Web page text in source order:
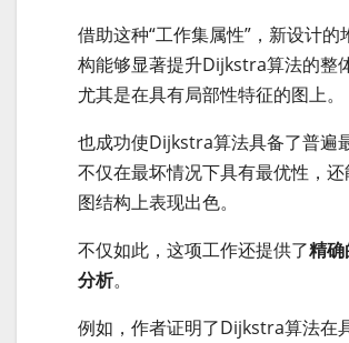
借助这种“工作集属性”，新设计的
构能够显著提升Dijkstra算法的整
尤其是在具有局部性特征的图上。
也成功使Dijkstra算法具备了普遍
不仅在最坏情况下具有最优性，
图结构上表现出色。
不仅如此，这项工作还提供了精
分析。
例如，作者证明了Dijkstra算法在